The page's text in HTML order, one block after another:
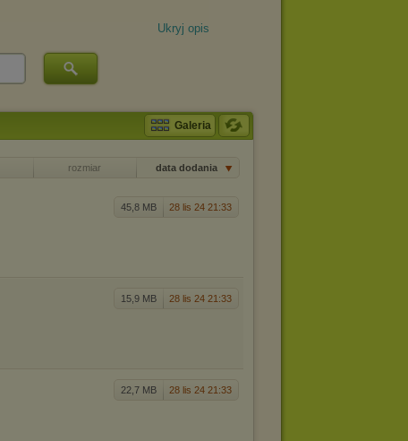
Ukryj opis
Galeria
rozmiar data dodania
45,8 MB 28 lis 24 21:33
15,9 MB 28 lis 24 21:33
22,7 MB 28 lis 24 21:33